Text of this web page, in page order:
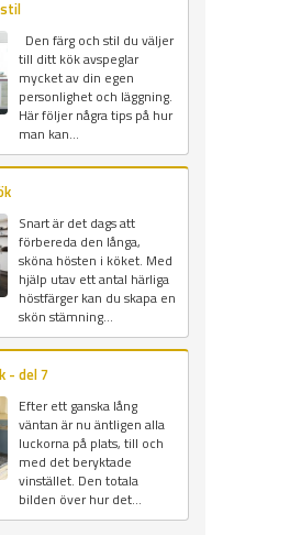
Den färg och stil du väljer
till ditt kök avspeglar
mycket av din egen
personlighet och läggning.
Här följer några tips på hur
man kan...
Snart är det dags att
förbereda den långa,
sköna hösten i köket. Med
hjälp utav ett antal härliga
höstfärger kan du skapa en
skön stämning...
- del 7
Efter ett ganska lång
väntan är nu äntligen alla
luckorna på plats, till och
med det beryktade
vinstället. Den totala
bilden över hur det...